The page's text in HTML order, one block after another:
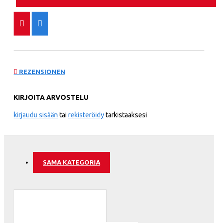
REZENSIONEN
KIRJOITA ARVOSTELU
kirjaudu sisään tairekisteröidytarkistaaksesi
SAMA KATEGORIA